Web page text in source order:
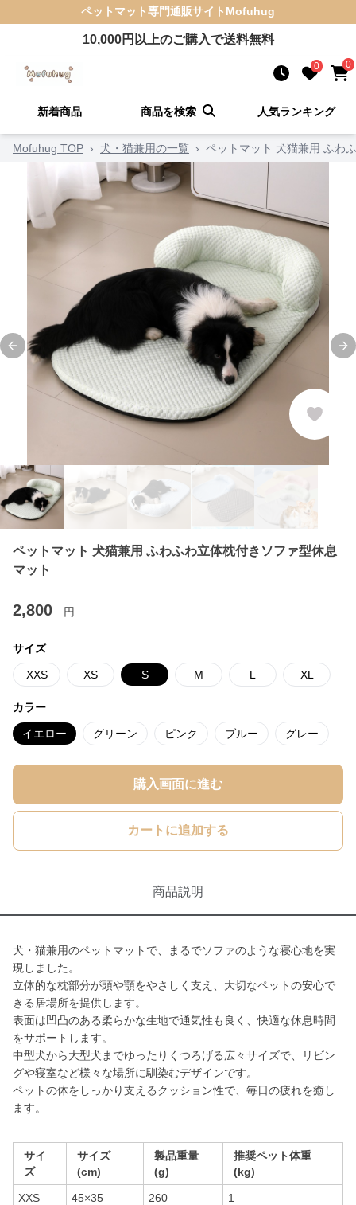
ペットマット専門通販サイト Mofuhug
10,000円以上のご購入で送料無料
0 0
新着商品 商品を検索 人気ランキング
Mofuhug TOP › 犬・猫兼用の一覧 › ペットマット 犬猫兼用 ふわ
Previous slide
ペットマット 犬猫兼用 ふわふわ立体枕付きソファ型休息
マット
2,800 円
サイズ
XXS XS S M L XL
カラー
イエロー グリーン ピンク ブルー グレー
購入画面に進む
カートに追加する
商品説明
犬・猫兼用のペットマットで、まるでソファのような寝心地を実
現しました。
立体的な枕部分が頭や顎をやさしく支え、大切なペットの安心で
きる居場所を提供します。
表面は凹凸のある柔らかな生地で通気性も良く、快適な休息時間
をサポートします。
中型犬から大型犬までゆったりくつろげる広々サイズで、リビン
グや寝室など様々な場所に馴染むデザインです。
ペットの体をしっかり支えるクッション性で、毎日の疲れを癒し
ます。
サイ
ズ
サイズ
(cm)
製品重量
(g)
推奨ペット体重
(kg)
XXS 45×35 260 1